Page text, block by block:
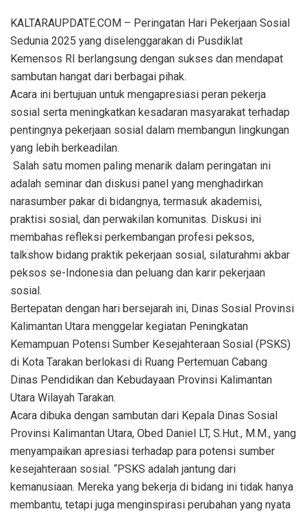
KALTARAUPDATE.COM – Peringatan Hari Pekerjaan Sosial
Sedunia 2025 yang diselenggarakan di Pusdiklat
Kemensos RI berlangsung dengan sukses dan mendapat
sambutan hangat dari berbagai pihak.
Acara ini bertujuan untuk mengapresiasi peran pekerja
sosial serta meningkatkan kesadaran masyarakat terhadap
pentingnya pekerjaan sosial dalam membangun lingkungan
yang lebih berkeadilan.
Salah satu momen paling menarik dalam peringatan ini
adalah seminar dan diskusi panel yang menghadirkan
narasumber pakar di bidangnya, termasuk akademisi,
praktisi sosial, dan perwakilan komunitas. Diskusi ini
membahas refleksi perkembangan profesi peksos,
talkshow bidang praktik pekerjaan sosial, silaturahmi akbar
peksos se-Indonesia dan peluang dan karir pekerjaan
sosial.
Bertepatan dengan hari bersejarah ini, Dinas Sosial Provinsi
Kalimantan Utara menggelar kegiatan Peningkatan
Kemampuan Potensi Sumber Kesejahteraan Sosial (PSKS)
di Kota Tarakan berlokasi di Ruang Pertemuan Cabang
Dinas Pendidikan dan Kebudayaan Provinsi Kalimantan
Utara Wilayah Tarakan.
Acara dibuka dengan sambutan dari Kepala Dinas Sosial
Provinsi Kalimantan Utara, Obed Daniel LT, S.Hut., M.M., yang
menyampaikan apresiasi terhadap para potensi sumber
kesejahteraan sosial. “PSKS adalah jantung dari
kemanusiaan. Mereka yang bekerja di bidang ini tidak hanya
membantu, tetapi juga menginspirasi perubahan yang nyata